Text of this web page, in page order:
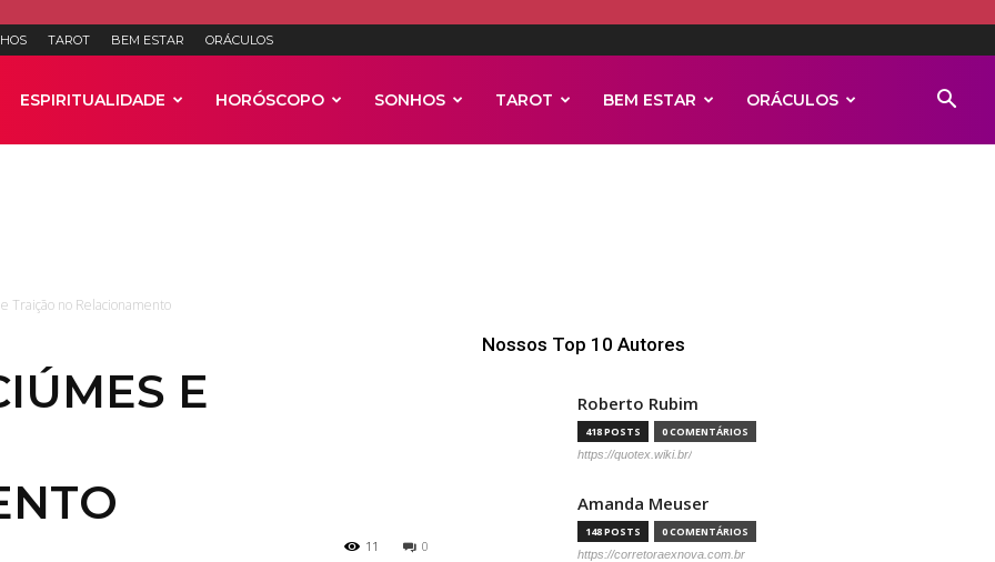
TAROT BEM ESTAR ORÁCULOS
ESPIRITUALIDADE HORÓSCOPO SONHOS TAROT BEM ESTAR ORÁCULOS
Traição no Relacionamento
E
0
11
Nossos Top 10 Autores
Roberto Rubim
418 POSTS 0 COMENTÁRIOS
https://quotex.wiki.br/
Amanda Meuser
148 POSTS 0 COMENTÁRIOS
https://corretoraexnova.com.br